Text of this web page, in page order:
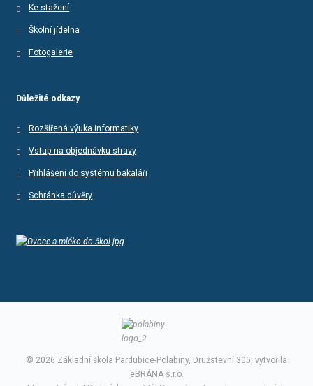
Ke stažení
Školní jídelna
Fotogalerie
Důležité odkazy
Rozšířená výuka informatiky
Vstup na objednávku stravy
Přihlášení do systému bakaláři
Schránka důvěry
© 2026 Základní škola Pardubice-Polabiny, Družstevní 305, vytvořila
eBRÁNA s.r.o.